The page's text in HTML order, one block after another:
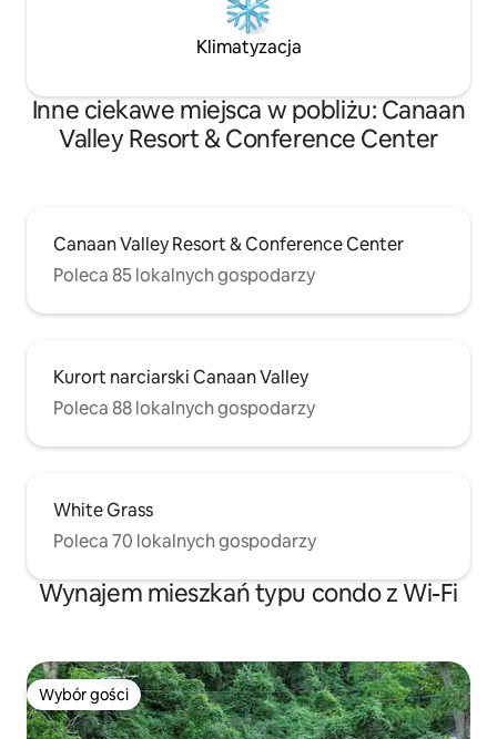
Klimatyzacja
Inne ciekawe miejsca w pobliżu: Canaan
Valley Resort & Conference Center
Canaan Valley Resort & Conference Center
Poleca 85 lokalnych gospodarzy
Kurort narciarski Canaan Valley
Poleca 88 lokalnych gospodarzy
White Grass
Poleca 70 lokalnych gospodarzy
Wynajem mieszkań typu condo z Wi-Fi
Wybór gości
Wybór gości